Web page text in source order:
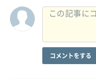
コメントをする